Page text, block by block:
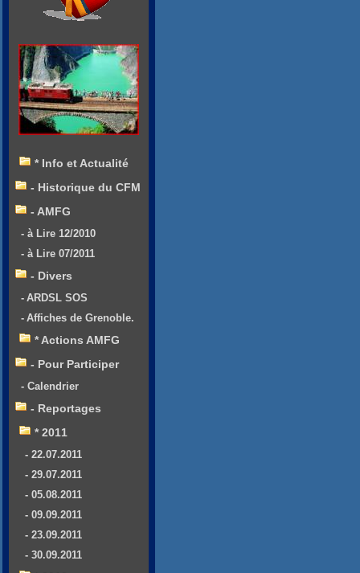
* Info et Actualité
- Historique du CFM
- AMFG
- à Lire 12/2010
- à Lire 07/2011
- Divers
- ARDSL SOS
- Affiches de Grenoble.
* Actions AMFG
- Pour Participer
- Calendrier
- Reportages
* 2011
- 22.07.2011
- 29.07.2011
- 05.08.2011
- 09.09.2011
- 23.09.2011
- 30.09.2011